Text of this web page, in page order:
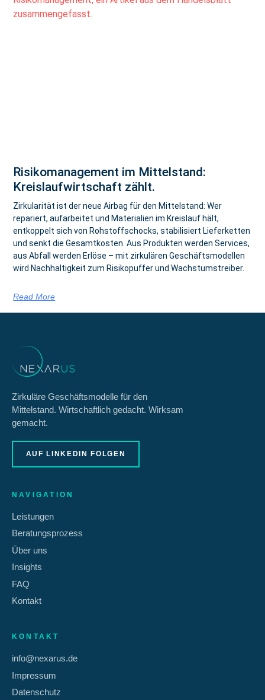
Risikomanagement im Mittelstand:
Kreislaufwirtschaft zählt.
Zirkularität ist der neue Airbag für den Mittelstand: Wer
repariert, aufarbeitet und Materialien im Kreislauf hält,
entkoppelt sich von Rohstoffschocks, stabilisiert Lieferketten
und senkt die Gesamtkosten. Aus Produkten werden Services,
aus Abfall werden Erlöse – mit zirkulären Geschäftsmodellen
wird Nachhaltigkeit zum Risikopuffer und Wachstumstreiber.
Read More
Zirkuläre Geschäftsmodelle für den
Mittelstand. Wirtschaftlich gedacht. Wirksam
gemacht.
AUF LINKEDIN FOLGEN
NAVIGATION
Leistungen
Beratungsprozess
Über uns
Insights
FAQ
Kontakt
KONTAKT
info@nexarus.de
Impressum
Datenschutz